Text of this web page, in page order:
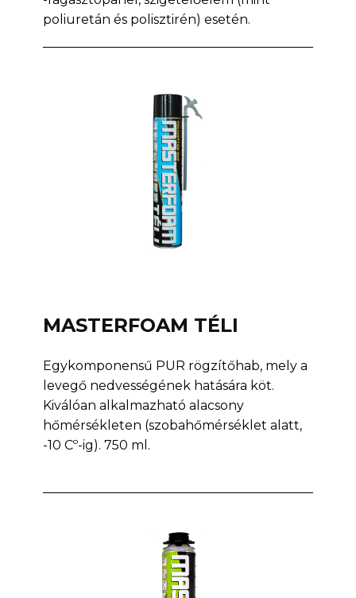
poliuretán és polisztirén) esetén.
MASTERFOAM TÉLI
Egykomponensű PUR rögzítőhab, mely a
levegő nedvességének hatására köt.
Kiválóan alkalmazható alacsony
hőmérsékleten (szobahőmérséklet alatt,
-10 Cº-ig). 750 ml.